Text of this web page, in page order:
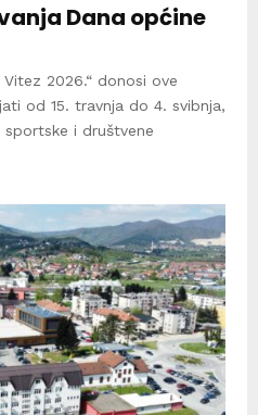
Dana općine
2026.“ donosi ove
od 15. travnja do 4. svibnja,
i društvene